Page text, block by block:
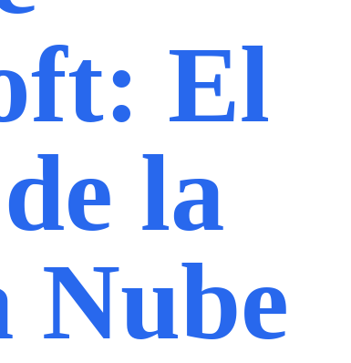
El
la
Nube